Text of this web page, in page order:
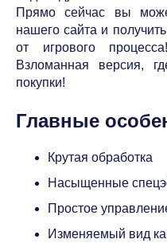
Прямо сейчас вы
нашего сайта и
от игрового
Взломанная версия,
покупки!
Главные
Крутая обработка
Насыщенные
Простое
Изменяемый вид